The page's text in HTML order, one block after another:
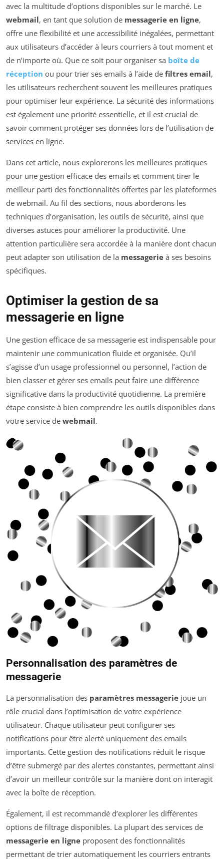
avec la multitude d’options disponibles sur le marché. Le
webmail, en tant que solution de messagerie en ligne,
offre une flexibilité et une accessibilité inégalées, permettant
aux utilisateurs d’accéder à leurs courriers à tout moment et
de n’importe où. Que ce soit pour organiser sa boîte de
réception ou pour trier ses emails à l’aide de filtres email,
les utilisateurs recherchent souvent les meilleures pratiques
pour optimiser leur expérience. La sécurité des informations
est également une priorité essentielle, et il est crucial de
savoir comment protéger ses données lors de l’utilisation de
services en ligne.
Dans cet article, nous explorerons les meilleures pratiques
pour une gestion efficace des emails et comment tirer le
meilleur parti des fonctionnalités offertes par les plateformes
de webmail. Au fil des sections, nous aborderons les
techniques d’organisation, les outils de sécurité, ainsi que
diverses astuces pour améliorer la productivité. Une
attention particulière sera accordée à la manière dont chacun
peut adapter son utilisation de la messagerie à ses besoins
spécifiques.
Optimiser la gestion de sa
messagerie en ligne
Une gestion efficace de sa messagerie est indispensable pour
maintenir une communication fluide et organisée. Qu’il
s’agisse d’un usage professionnel ou personnel, l’action de
bien classer et gérer ses emails peut faire une différence
significative dans la productivité quotidienne. La première
étape consiste à bien comprendre les outils disponibles dans
votre service de webmail.
Personnalisation des paramètres de
messagerie
La personnalisation des paramètres messagerie joue un
rôle crucial dans l’optimisation de votre expérience
utilisateur. Chaque utilisateur peut configurer ses
notifications pour être alerté uniquement des emails
importants. Cette gestion des notifications réduit le risque
d’être submergé par des alertes constantes, permettant ainsi
d’avoir un meilleur contrôle sur la manière dont on interagit
avec la boîte de réception.
Également, il est recommandé d’explorer les différentes
options de filtrage disponibles. La plupart des services de
messagerie en ligne proposent des fonctionnalités
permettant de trier automatiquement les courriers entrants